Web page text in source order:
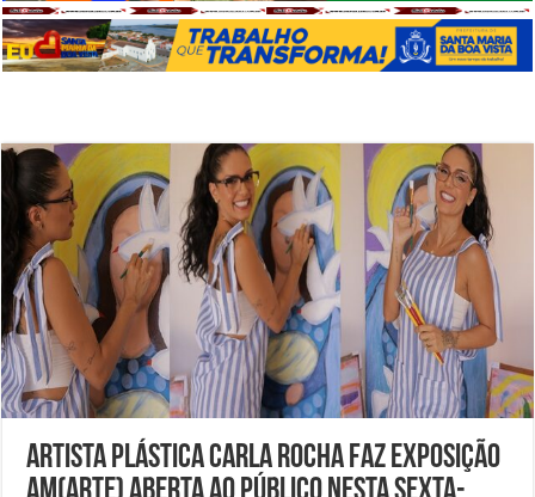
Artista Plástica Carla Rocha faz exposição